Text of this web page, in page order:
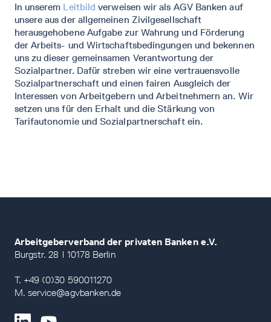
In unserem Leitbildverweisen wir als AGV Banken auf
unsere aus der allgemeinen Zivilgesellschaft
herausgehobene Aufgabe zur Wahrung und Förderung
der Arbeits- und Wirtschaftsbedingungen und bekennen
uns zu dieser gemeinsamen Verantwortung der
Sozialpartner. Dafür streben wir eine vertrauensvolle
Sozialpartnerschaft und einen fairen Ausgleich der
Interessen von Arbeitgebern und Arbeitnehmern an. Wir
setzen uns für den Erhalt und die Stärkung von
Tarifautonomie und Sozialpartnerschaft ein.
Arbeitgeberverband der privaten Banken e.V.
Burgstr. 28 | 10178 Berlin
T. +49 (0)30 590011270
M. service@agvbanken.de